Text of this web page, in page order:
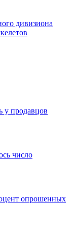
дивизиона
у продавцов
число
опрошенных